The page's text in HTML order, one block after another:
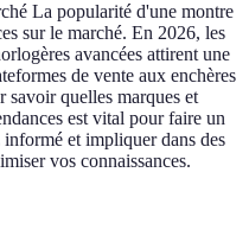
La popularité d'une montre
sur le marché. En 2026, les
avancées attirent une
de vente aux enchères
savoir quelles marques et
est vital pour faire un
et impliquer dans des
vos connaissances.